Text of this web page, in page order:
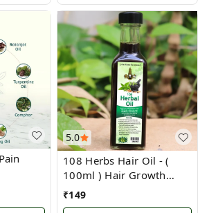
5.0
108 Herbs Hair Oil - (
100ml ) Hair Growth
/108 மூலிகைகள் முடி
எண்ணெய் - முடி வளர்ச்சி
₹149